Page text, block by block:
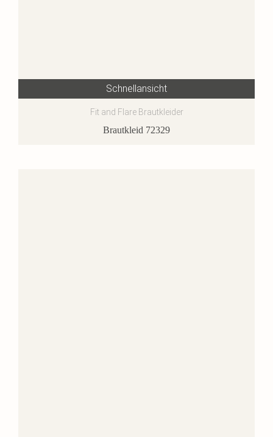
Schnellansicht
Fit and Flare Brautkleider
Brautkleid 72329